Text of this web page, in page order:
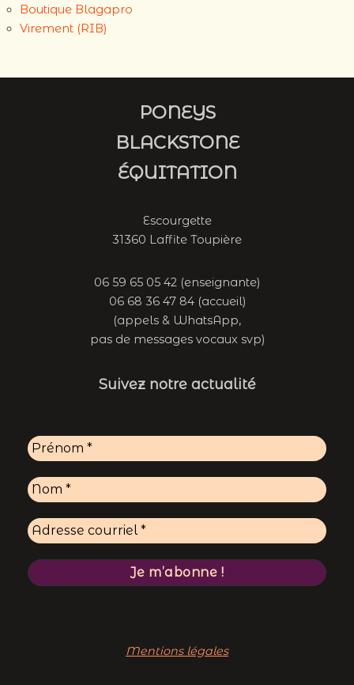
Boutique Blagapro
Virement (RIB)
PONEYS
BLACKSTONE
ÉQUITATION
Escourgette
31360 Laffite Toupière
06 59 65 05 42 (enseignante)
06 68 36 47 84 (accueil)
(appels & WhatsApp,
pas de messages vocaux svp)
Suivez notre actualité
Mentions légales